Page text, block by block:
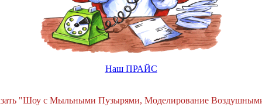
Наш ПРАЙС
"Шоу с Мыльными Пузырями, Моделирование